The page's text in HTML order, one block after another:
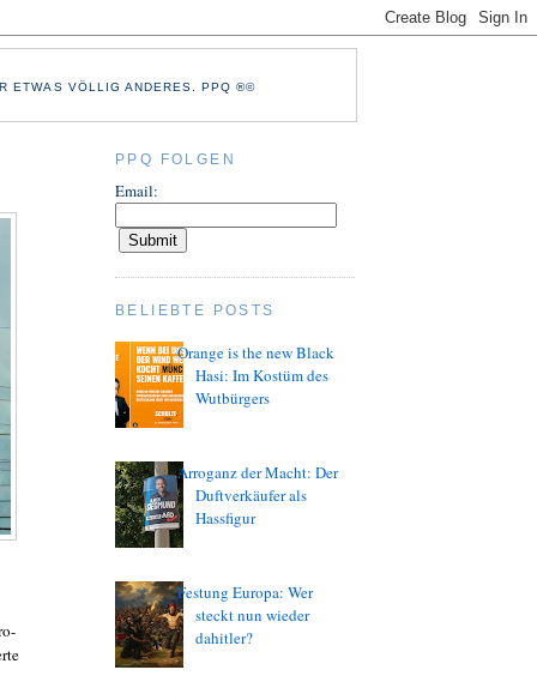
ETWAS VÖLLIG ANDERES. PPQ ®©
PPQ FOLGEN
Email:
BELIEBTE POSTS
Orange is the new Black
Hasi: Im Kostüm des
Wutbürgers
Arroganz der Macht: Der
Duftverkäufer als
Hassfigur
Festung Europa: Wer
steckt nun wieder
dahitler?